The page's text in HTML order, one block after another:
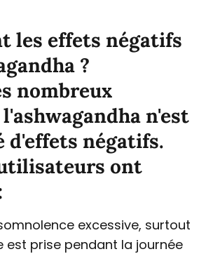
les effets négatifs
?
nombreux
n'est
d'effets négatifs.
ont
excessive, surtout
est prise pendant la journée